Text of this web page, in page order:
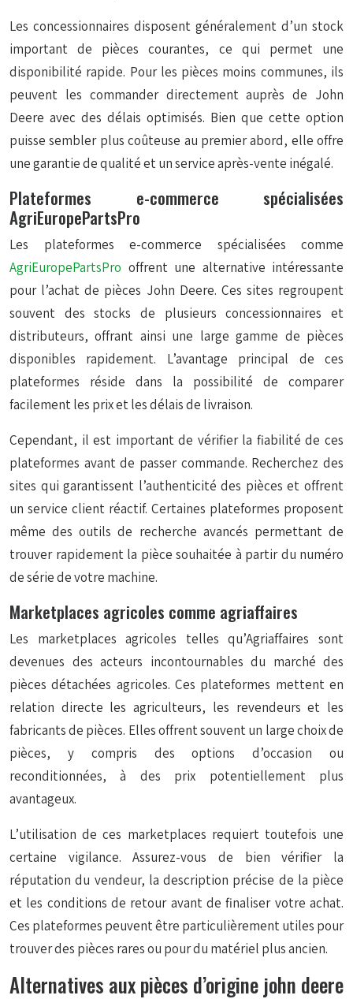
Les concessionnaires disposent généralement d’un stock
important de pièces courantes, ce qui permet une
disponibilité rapide. Pour les pièces moins communes, ils
peuvent les commander directement auprès de John
Deere avec des délais optimisés. Bien que cette option
puisse sembler plus coûteuse au premier abord, elle offre
une garantie de qualité et un service après-vente inégalé.
Plateformes e-commerce spécialisées
AgriEuropePartsPro
Les plateformes e-commerce spécialisées comme
AgriEuropePartsPro offrent une alternative intéressante
pour l’achat de pièces John Deere. Ces sites regroupent
souvent des stocks de plusieurs concessionnaires et
distributeurs, offrant ainsi une large gamme de pièces
disponibles rapidement. L’avantage principal de ces
plateformes réside dans la possibilité de comparer
facilement les prix et les délais de livraison.
Cependant, il est important de vérifier la fiabilité de ces
plateformes avant de passer commande. Recherchez des
sites qui garantissent l’authenticité des pièces et offrent
un service client réactif. Certaines plateformes proposent
même des outils de recherche avancés permettant de
trouver rapidement la pièce souhaitée à partir du numéro
de série de votre machine.
Marketplaces agricoles comme agriaffaires
Les marketplaces agricoles telles qu’Agriaffaires sont
devenues des acteurs incontournables du marché des
pièces détachées agricoles. Ces plateformes mettent en
relation directe les agriculteurs, les revendeurs et les
fabricants de pièces. Elles offrent souvent un large choix de
pièces, y compris des options d’occasion ou
reconditionnées, à des prix potentiellement plus
avantageux.
L’utilisation de ces marketplaces requiert toutefois une
certaine vigilance. Assurez-vous de bien vérifier la
réputation du vendeur, la description précise de la pièce
et les conditions de retour avant de finaliser votre achat.
Ces plateformes peuvent être particulièrement utiles pour
trouver des pièces rares ou pour du matériel plus ancien.
Alternatives aux pièces d’origine john deere